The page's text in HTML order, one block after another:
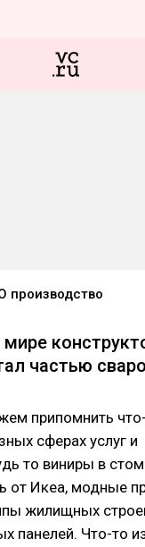
производство
частью
припомнить
сферах услуг и
то виниры в
от Икеа, модные
жилищных
панелей. Что-то